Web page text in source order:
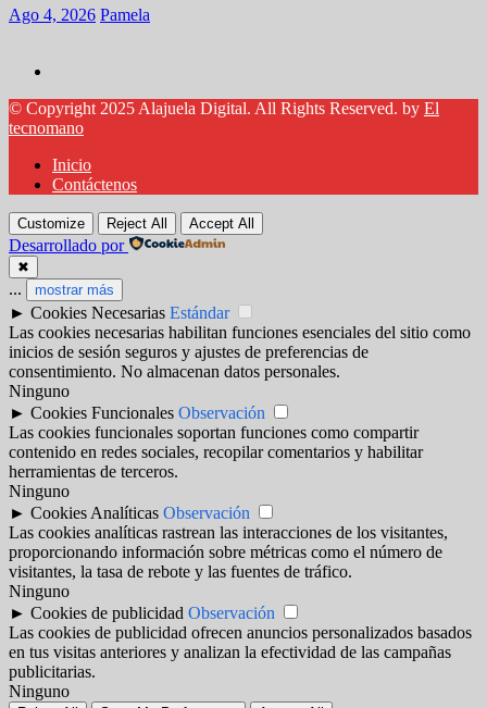
Ago 4, 2026 Pamela
El periódico digital de Alajuela
© Copyright 2025 Alajuela Digital. All Rights Reserved. by El
tecnomano
Inicio
Contáctenos
Customize Reject All Accept All
Desarrollado por
✖
... mostrar más
► Cookies Necesarias Estándar
Las cookies necesarias habilitan funciones esenciales del sitio como
inicios de sesión seguros y ajustes de preferencias de
consentimiento. No almacenan datos personales.
Ninguno
► Cookies Funcionales Observación
Las cookies funcionales soportan funciones como compartir
contenido en redes sociales, recopilar comentarios y habilitar
herramientas de terceros.
Ninguno
► Cookies Analíticas Observación
Las cookies analíticas rastrean las interacciones de los visitantes,
proporcionando información sobre métricas como el número de
visitantes, la tasa de rebote y las fuentes de tráfico.
Ninguno
► Cookies de publicidad Observación
Las cookies de publicidad ofrecen anuncios personalizados basados
en tus visitas anteriores y analizan la efectividad de las campañas
publicitarias.
Ninguno